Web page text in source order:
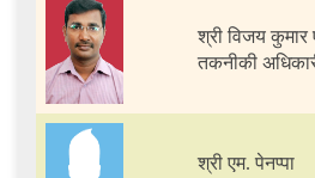
श्री विजय कुमार
तकनीकी
श्री एम. पेनप्पा